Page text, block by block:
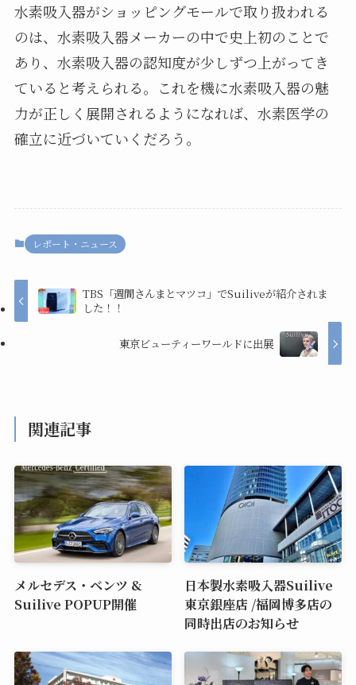
水素吸入器がショッピングモールで取り扱われる
のは、水素吸入器メーカーの中で史上初のことで
あり、水素吸入器の認知度が少しずつ上がってき
ていると考えられる。これを機に水素吸入器の魅
力が正しく展開されるようになれば、水素医学の
確立に近づいていくだろう。
レポート・ニュース
TBS「週間さんまとマツコ」でSuiliveが紹介されま
した！！
東京ビューティーワールドに出展
関連記事
メルセデス・ベンツ &
Suilive POPUP開催
日本製水素吸入器Suilive
東京銀座店 /福岡博多店の
同時出店のお知らせ